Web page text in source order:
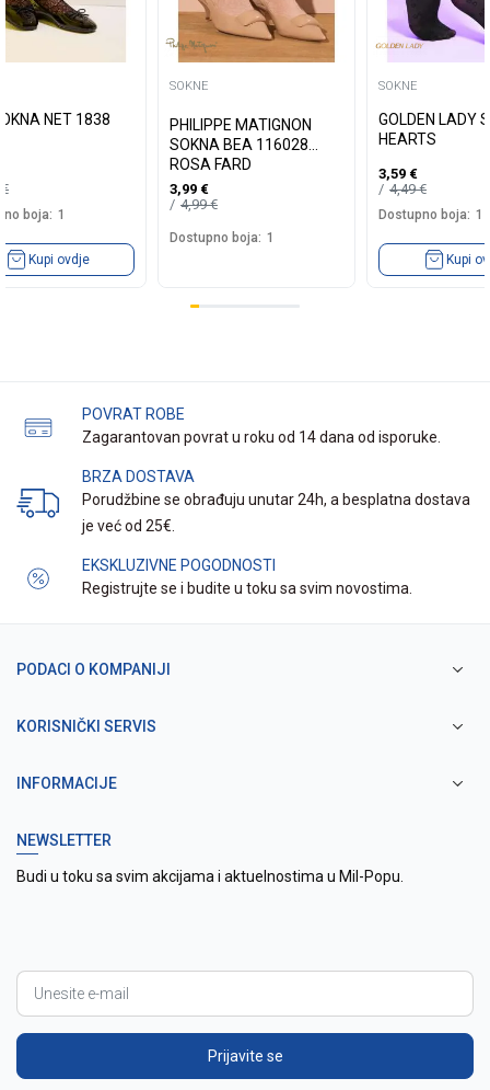
NET 1838
€
boja: 1
Kupi ovdje
SOKNE
PHILIPPE MATIGNON
SOKNA BEA 116028
ROSA FARD
3,99 €
4,99€
Dostupno boja: 1
SOKNE
GOLDEN LADY SOKNA
HEARTS
3,59 €
4,49€
Dostupno boja: 1
Kupi
POVRAT ROBE
Zagarantovan povrat u roku od 14 dana od isporuke.
BRZA DOSTAVA
Porudžbine se obrađuju unutar 24h, a besplatna dostava
je već od 25€.
EKSKLUZIVNE POGODNOSTI
Registrujte se i budite u toku sa svim novostima.
PODACI O KOMPANIJI
KORISNIČKI SERVIS
INFORMACIJE
NEWSLETTER
Budi u toku sa svim akcijama i aktuelnostima u Mil-Popu.
Prijavite se